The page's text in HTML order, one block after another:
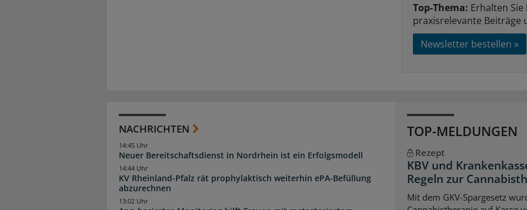
Top-Thema: Erhalten
praxisrelevante Beiträge
Newsletter bestellen »
NACHRICHTEN
Neuer Bereitschaftsdienst in Nordrhein ist ein Erfolgsmodell
14:45 Uhr
KV Rheinland-Pfalz rät prophylaktisch weiterhin ePA-Befüllung
abzurechnen
14:44 Uhr
13:02 Uhr
TOP-MELDUNGEN
Rezept
KBV und
Regeln zur
Mit dem GKV-Spargesetz